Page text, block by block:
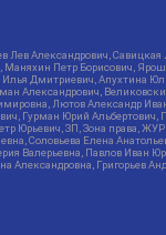
Лев Александрович,
Петр Борисович,
Дмитриевич, Апухтина
Александрович,
Лютов Александр
Гурман Юрий Альбертович,
Юрьевич, ЗП, Зона
Соловьева Елена
Валерьевна, Павлов Иван
Григорьев